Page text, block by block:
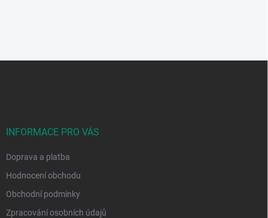
INFORMACE PRO VÁS
Doprava a platba
Hodnocení obchodu
Obchodní podmínky
Zpracování osobních údajů